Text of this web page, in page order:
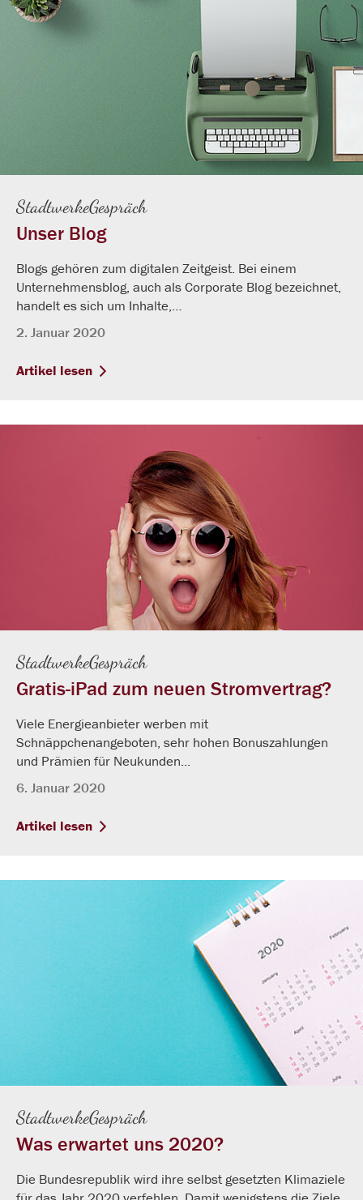
Unser Blog
StadtwerkeGespräch
Blogs gehören zum digitalen Zeitgeist. Bei einem
Unternehmensblog, auch als Corporate Blog bezeichnet,
handelt es sich um Inhalte,…
2. Januar 2020
Artikel lesen
Gratis-iPad zum neuen Stromvertrag?
StadtwerkeGespräch
Viele Energieanbieter werben mit
Schnäppchenangeboten, sehr hohen Bonuszahlungen
und Prämien für Neukunden...
6. Januar 2020
Artikel lesen
Was erwartet uns 2020?
StadtwerkeGespräch
Die Bundesrepublik wird ihre selbst gesetzten Klimaziele